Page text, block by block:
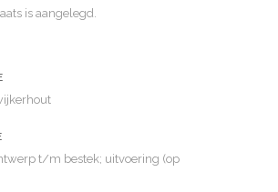
is aangelegd.
t/m bestek; uitvoering (op